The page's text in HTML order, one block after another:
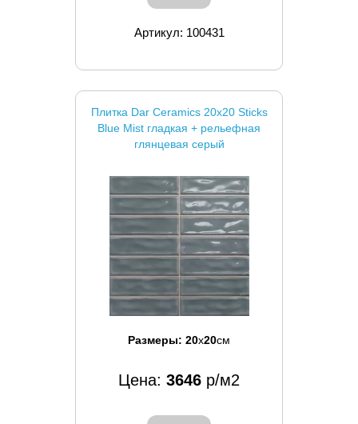
Артикул: 100431
Плитка Dar Ceramics 20x20 Sticks
Blue Mist гладкая + рельефная
глянцевая серый
Размеры: 20x20см
Цена: 3646 р/м2